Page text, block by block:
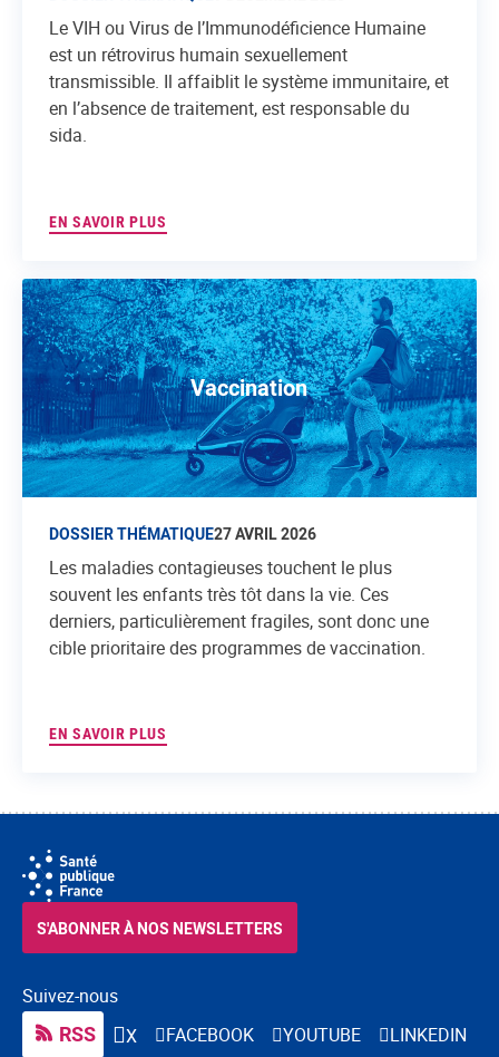
Le VIH ou Virus de l’Immunodéficience Humaine
est un rétrovirus humain sexuellement
transmissible. Il affaiblit le système immunitaire, et
en l’absence de traitement, est responsable du
sida.
EN SAVOIR PLUS
Vaccination
DOSSIER THÉMATIQUE27 AVRIL 2026
Les maladies contagieuses touchent le plus
souvent les enfants très tôt dans la vie. Ces
derniers, particulièrement fragiles, sont donc une
cible prioritaire des programmes de vaccination.
EN SAVOIR PLUS
Suivez-nous
RSS X FACEBOOK YOUTUBE LINKEDIN
S'ABONNER À NOS NEWSLETTERS